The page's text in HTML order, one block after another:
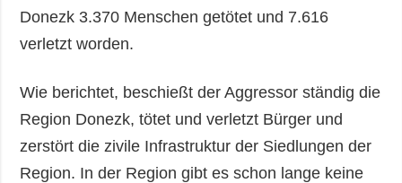
Donezk 3.370 Menschen getötet und 7.616
verletzt worden.
Wie berichtet, beschießt der Aggressor ständig die
Region Donezk, tötet und verletzt Bürger und
zerstört die zivile Infrastruktur der Siedlungen der
Region. In der Region gibt es schon lange keine